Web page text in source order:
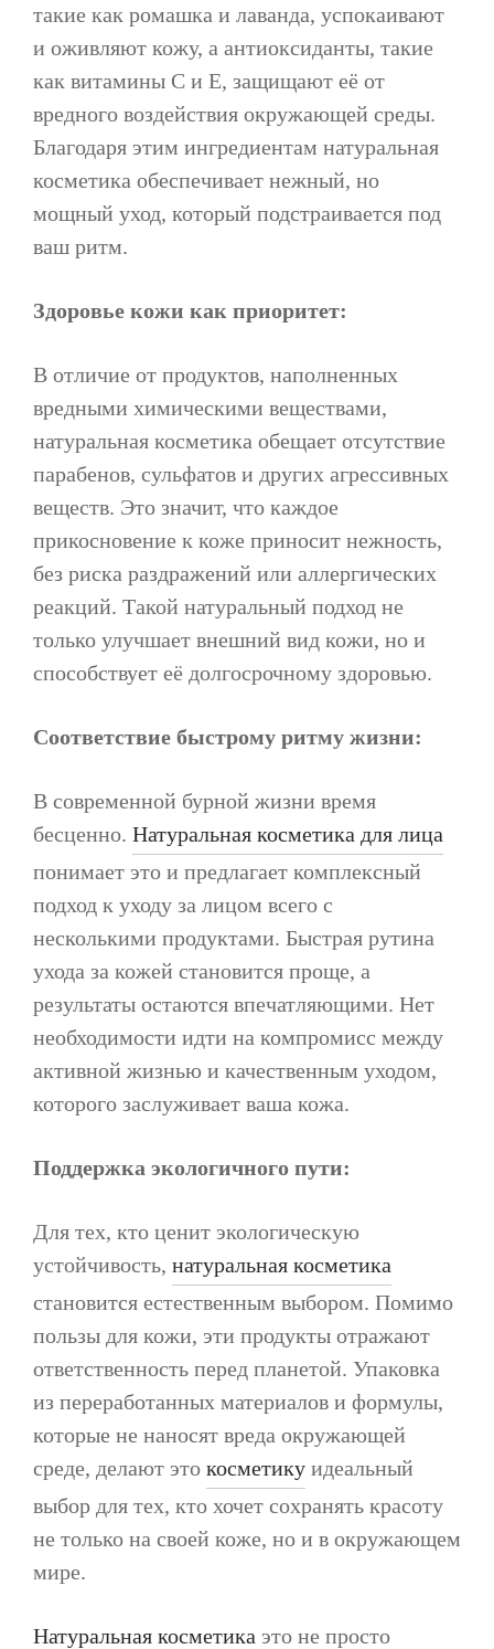
такие как ромашка и лаванда, успокаивают
и оживляют кожу, а антиоксиданты, такие
как витамины C и E, защищают её от
вредного воздействия окружающей среды.
Благодаря этим ингредиентам натуральная
косметика обеспечивает нежный, но
мощный уход, который подстраивается под
ваш ритм.
Здоровье кожи как приоритет:
В отличие от продуктов, наполненных
вредными химическими веществами,
натуральная косметика обещает отсутствие
парабенов, сульфатов и других агрессивных
веществ. Это значит, что каждое
прикосновение к коже приносит нежность,
без риска раздражений или аллергических
реакций. Такой натуральный подход не
только улучшает внешний вид кожи, но и
способствует её долгосрочному здоровью.
Соответствие быстрому ритму жизни:
В современной бурной жизни время
бесценно. Натуральная косметика для лица
понимает это и предлагает комплексный
подход к уходу за лицом всего с
несколькими продуктами. Быстрая рутина
ухода за кожей становится проще, а
результаты остаются впечатляющими. Нет
необходимости идти на компромисс между
активной жизнью и качественным уходом,
которого заслуживает ваша кожа.
Поддержка экологичного пути:
Для тех, кто ценит экологическую
устойчивость, натуральная косметика
становится естественным выбором. Помимо
пользы для кожи, эти продукты отражают
ответственность перед планетой. Упаковка
из переработанных материалов и формулы,
которые не наносят вреда окружающей
среде, делают это косметику идеальный
выбор для тех, кто хочет сохранять красоту
не только на своей коже, но и в окружающем
мире.
Натуральная косметика это не просто